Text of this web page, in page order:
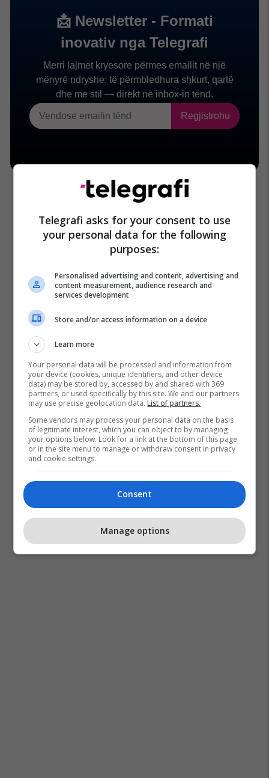
Telegrafi asks for your consent to use
your personal data for the following
purposes:
Personalised advertising and content, advertising and
content measurement, audience research and
services development
Store and/or access information on a device
Learn more
Your personal data will be processed and information from
your device (cookies, unique identifiers, and other device
data) may be stored by, accessed by and shared with 369
partners, or used specifically by this site. We and our partners
may use precise geolocation data. List of partners.
Some vendors may process your personal data on the basis
of legitimate interest, which you can object to by managing
your options below. Look for a link at the bottom of this page
or in the site menu to manage or withdraw consent in privacy
and cookie settings.
Consent
Manage options